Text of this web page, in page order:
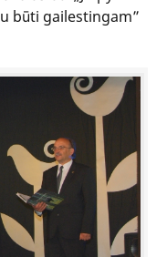
būti gailestingam”